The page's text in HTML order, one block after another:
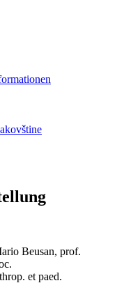
Beusan, prof.
et paed.